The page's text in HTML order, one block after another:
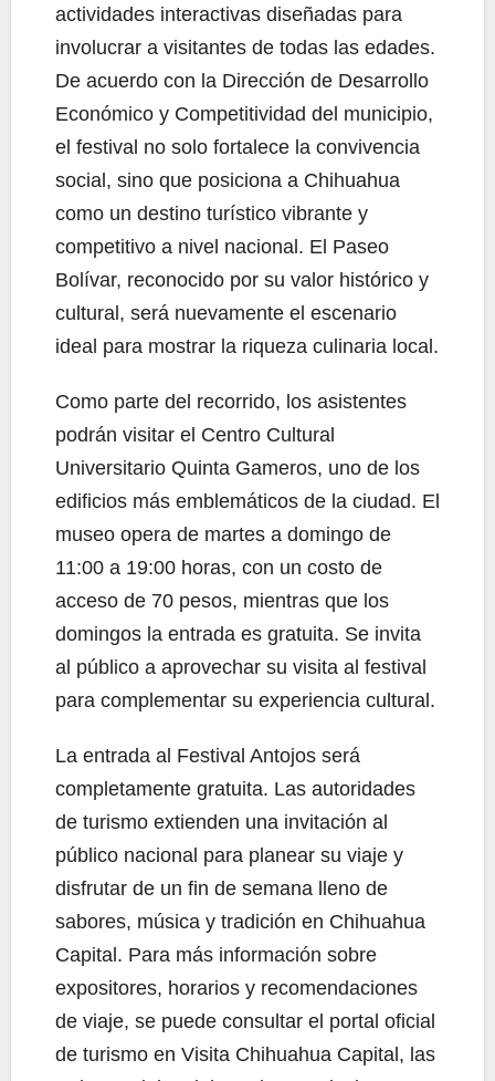
actividades interactivas diseñadas para
involucrar a visitantes de todas las edades.
De acuerdo con la Dirección de Desarrollo
Económico y Competitividad del municipio,
el festival no solo fortalece la convivencia
social, sino que posiciona a Chihuahua
como un destino turístico vibrante y
competitivo a nivel nacional. El Paseo
Bolívar, reconocido por su valor histórico y
cultural, será nuevamente el escenario
ideal para mostrar la riqueza culinaria local.
Como parte del recorrido, los asistentes
podrán visitar el Centro Cultural
Universitario Quinta Gameros, uno de los
edificios más emblemáticos de la ciudad. El
museo opera de martes a domingo de
11:00 a 19:00 horas, con un costo de
acceso de 70 pesos, mientras que los
domingos la entrada es gratuita. Se invita
al público a aprovechar su visita al festival
para complementar su experiencia cultural.
La entrada al Festival Antojos será
completamente gratuita. Las autoridades
de turismo extienden una invitación al
público nacional para planear su viaje y
disfrutar de un fin de semana lleno de
sabores, música y tradición en Chihuahua
Capital. Para más información sobre
expositores, horarios y recomendaciones
de viaje, se puede consultar el portal oficial
de turismo en Visita Chihuahua Capital, las